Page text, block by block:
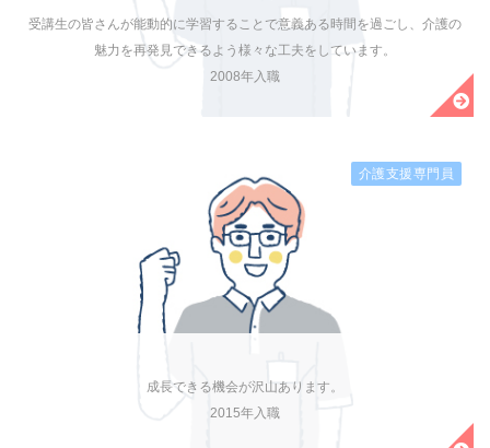
受講生の皆さんが能動的に学習することで意義ある時間を過ごし、介護の
魅力を再発見できるよう様々な工夫をしています。
2008年入職
成長できる機会が沢山あります。
2015年入職
介護支援専門員